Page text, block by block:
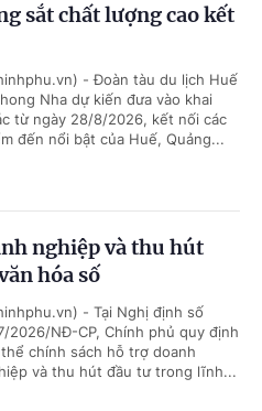
sắt chất lượng cao kết
- Đoàn tàu du lịch Huế
Nha dự kiến đưa vào khai
từ ngày 28/8/2026, kết nối các
đến nổi bật của Huế, Quảng...
nghiệp và thu hút
hóa số
- Tại Nghị định số
2026/NĐ-CP, Chính phủ quy định
chính sách hỗ trợ doanh
và thu hút đầu tư trong lĩnh...